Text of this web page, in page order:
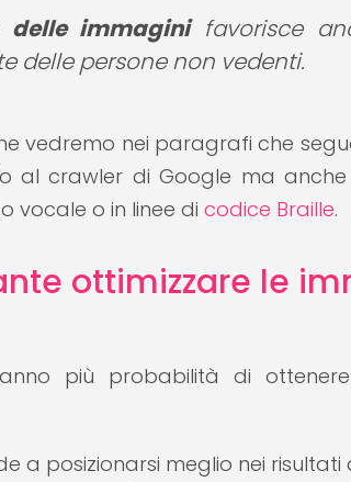
delle immaginifavorisce
delle persone non vedenti.
vedremo nei paragrafi che
al crawler di Google ma
vocale o in linee di codice Braille.
ottimizzare le
più probabilità di
a posizionarsi meglio nei risultati